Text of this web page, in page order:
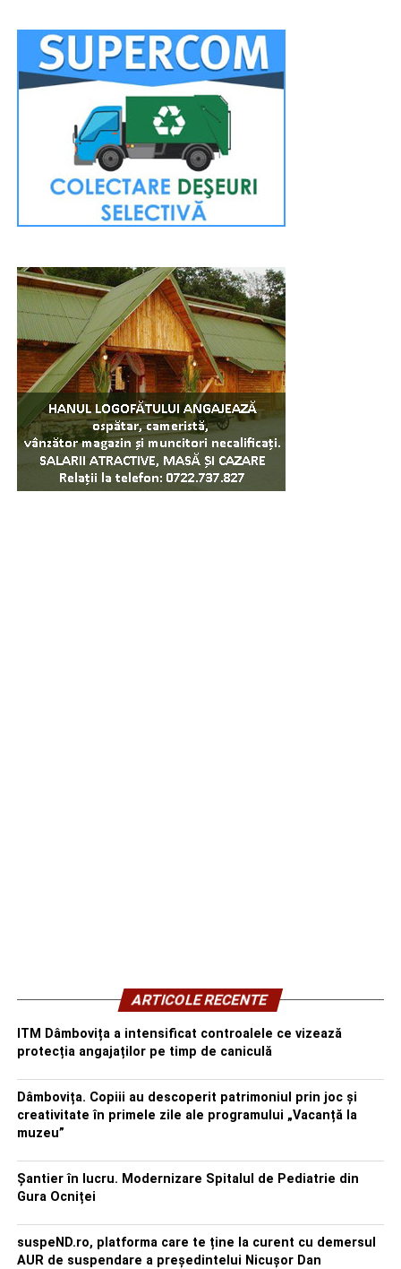
ARTICOLE RECENTE
ITM Dâmbovița a intensificat controalele ce vizează
protecția angajaților pe timp de caniculă
Dâmbovița. Copiii au descoperit patrimoniul prin joc și
creativitate în primele zile ale programului „Vacanță la
muzeu”
Șantier în lucru. Modernizare Spitalul de Pediatrie din
Gura Ocniței
suspeND.ro, platforma care te ține la curent cu demersul
AUR de suspendare a președintelui Nicușor Dan